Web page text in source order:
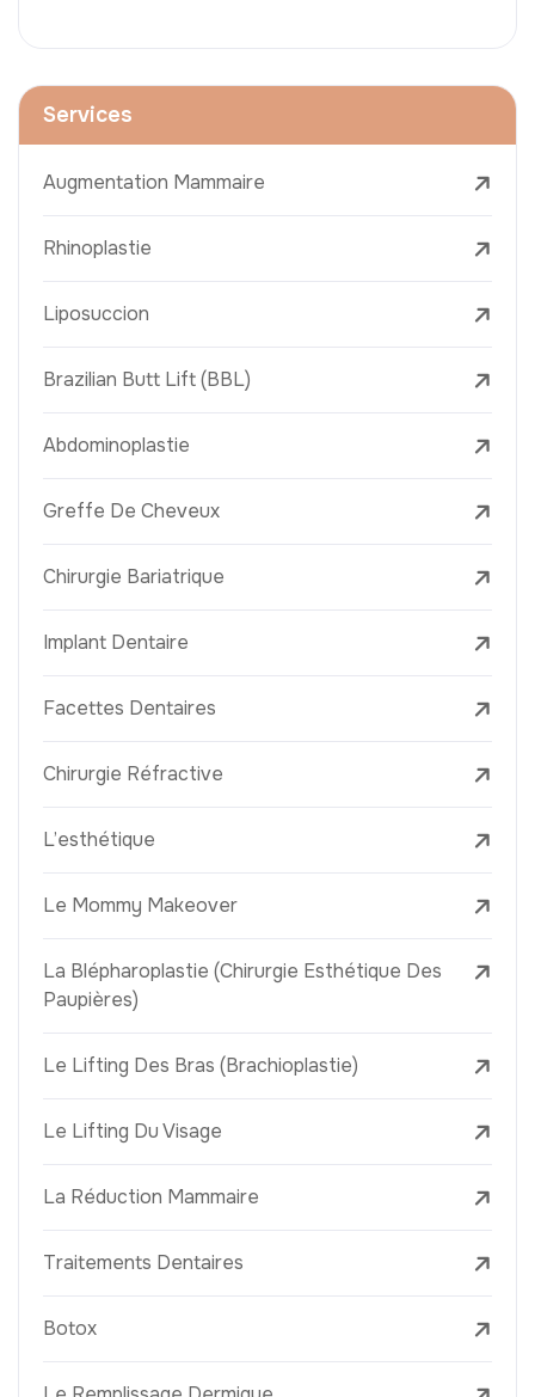
Services
Augmentation Mammaire
Rhinoplastie
Liposuccion
Brazilian Butt Lift (BBL)
Abdominoplastie
Greffe De Cheveux
Chirurgie Bariatrique
Implant Dentaire
Facettes Dentaires
Chirurgie Réfractive
L’esthétique
Le Mommy Makeover
La Blépharoplastie (Chirurgie Esthétique Des
Paupières)
Le Lifting Des Bras (Brachioplastie)
Le Lifting Du Visage
La Réduction Mammaire
Traitements Dentaires
Botox